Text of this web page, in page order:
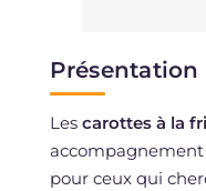
Présentation
Les carottes à la
pour ceux qui